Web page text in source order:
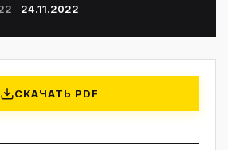
24.11.2022
СКАЧАТЬ PDF